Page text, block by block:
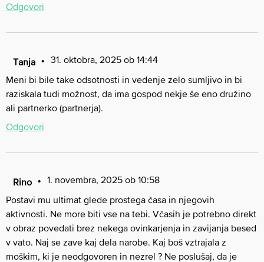
Odgovori
Tanja
31. oktobra, 2025 ob 14:44
Meni bi bile take odsotnosti in vedenje zelo sumljivo in bi
raziskala tudi možnost, da ima gospod nekje še eno družino
ali partnerko (partnerja).
Odgovori
Rino
1. novembra, 2025 ob 10:58
Postavi mu ultimat glede prostega časa in njegovih
aktivnosti. Ne more biti vse na tebi. Včasih je potrebno direkt
v obraz povedati brez nekega ovinkarjenja in zavijanja besed
v vato. Naj se zave kaj dela narobe. Kaj boš vztrajala z
moškim, ki je neodgovoren in nezrel ? Ne poslušaj, da je